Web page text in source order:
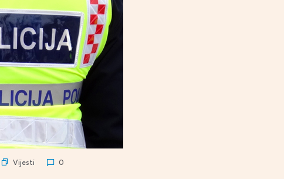
Vijesti 0